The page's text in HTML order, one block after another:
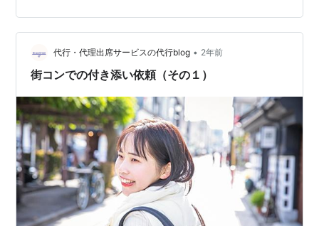
ュニケーションの練習相手として代行スタッフを利用し
ています。 実際、脳内で会話の練習をしていても、いざ
異性を目の前にするとなかなか…
代行・代理出席サービスの代行blog • 2年前
街コンでの付き添い依頼（その１）